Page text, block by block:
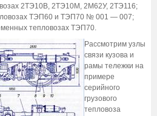
2ТЭ10В, 2ТЭ10М, 2М62У, 2ТЭ116;
ТЭП60 и ТЭП70 № 001 — 007;
тепловозах ТЭП70.
Рассмотрим узлы
связи кузова и
рамы тележки на
примере
серийного
грузового
тепловоза